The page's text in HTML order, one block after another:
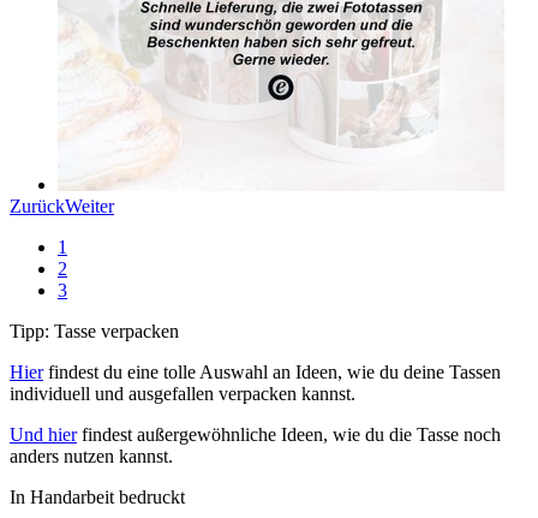
ZurückWeiter
1
2
3
Tipp: Tasse verpacken
Hierfindest du eine tolle Auswahl an Ideen, wie du deine Tassen
individuell und ausgefallen verpacken kannst.
Und hierfindest außergewöhnliche Ideen, wie du die Tasse noch
anders nutzen kannst.
In Handarbeit bedruckt